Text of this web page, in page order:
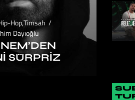
Hop,Timsah
Dayıoğlu
SÜRPRIZ